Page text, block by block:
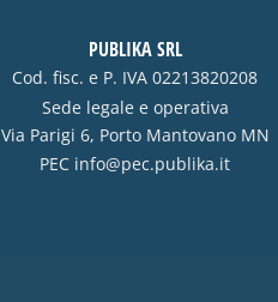
PUBLIKA SRL
Cod. fisc. e P. IVA 02213820208
Sede legale e operativa
Via Parigi 6, Porto Mantovano MN
PEC info@pec.publika.it